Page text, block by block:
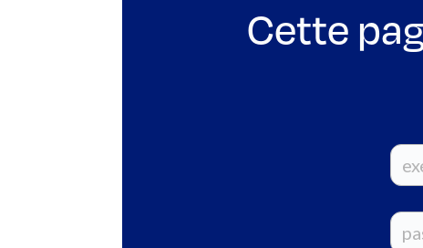
Cette